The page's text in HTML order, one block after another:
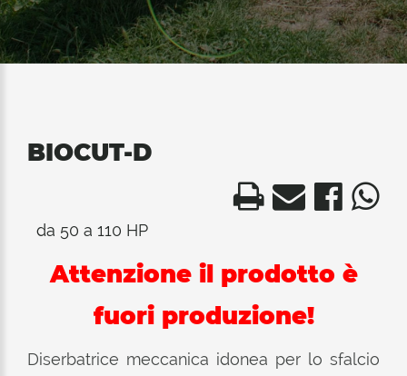
BIOCUT-D
da 50 a 110 HP
Attenzione il prodotto è
fuori produzione!
Diserbatrice meccanica idonea per lo sfalcio